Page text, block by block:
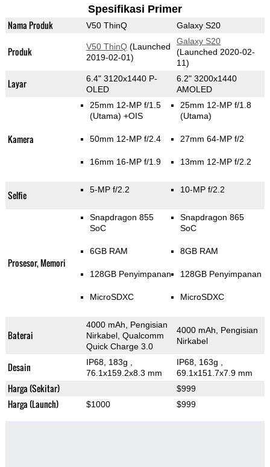
Spesifikasi Primer
Nama Produk V50 ThinQ Galaxy S20
Produk V50 ThinQ(Launched
2019-02-01)
Galaxy S20
(Launched 2020-02-
11)
Layar
6.4" 3120x1440 P-
OLED
6.2" 3200x1440
AMOLED
Kamera
25mm 12-MP f/1.5
(Utama) +OIS
50mm 12-MP f/2.4
16mm 16-MP f/1.9
25mm 12-MP f/1.8
(Utama)
27mm 64-MP f/2
13mm 12-MP f/2.2
Selfie 5-MP f/2.2 10-MP f/2.2
Prosesor, Memori
Snapdragon 855
SoC
6GB RAM
128GB Penyimpanan
MicroSDXC
Snapdragon 865
SoC
8GB RAM
128GB Penyimpanan
MicroSDXC
Baterai
4000 mAh, Pengisian
Nirkabel, Qualcomm
Quick Charge 3.0
4000 mAh, Pengisian
Nirkabel
Desain IP68, 183g
76.1x159.2x8.3 mm
IP68, 163g
69.1x151.7x7.9 mm
Harga (Sekitar) $999
Harga (Launch) $1000 $999